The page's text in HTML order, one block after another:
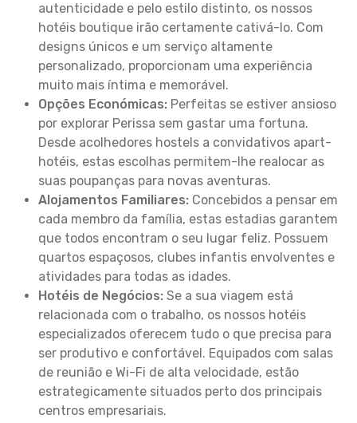
autenticidade e pelo estilo distinto, os nossos
hotéis boutique irão certamente cativá-lo. Com
designs únicos e um serviço altamente
personalizado, proporcionam uma experiência
muito mais íntima e memorável.
Opções Económicas: Perfeitas se estiver ansioso
por explorar Perissa sem gastar uma fortuna.
Desde acolhedores hostels a convidativos apart-
hotéis, estas escolhas permitem-lhe realocar as
suas poupanças para novas aventuras.
Alojamentos Familiares: Concebidos a pensar em
cada membro da família, estas estadias garantem
que todos encontram o seu lugar feliz. Possuem
quartos espaçosos, clubes infantis envolventes e
atividades para todas as idades.
Hotéis de Negócios: Se a sua viagem está
relacionada com o trabalho, os nossos hotéis
especializados oferecem tudo o que precisa para
ser produtivo e confortável. Equipados com salas
de reunião e Wi-Fi de alta velocidade, estão
estrategicamente situados perto dos principais
centros empresariais.